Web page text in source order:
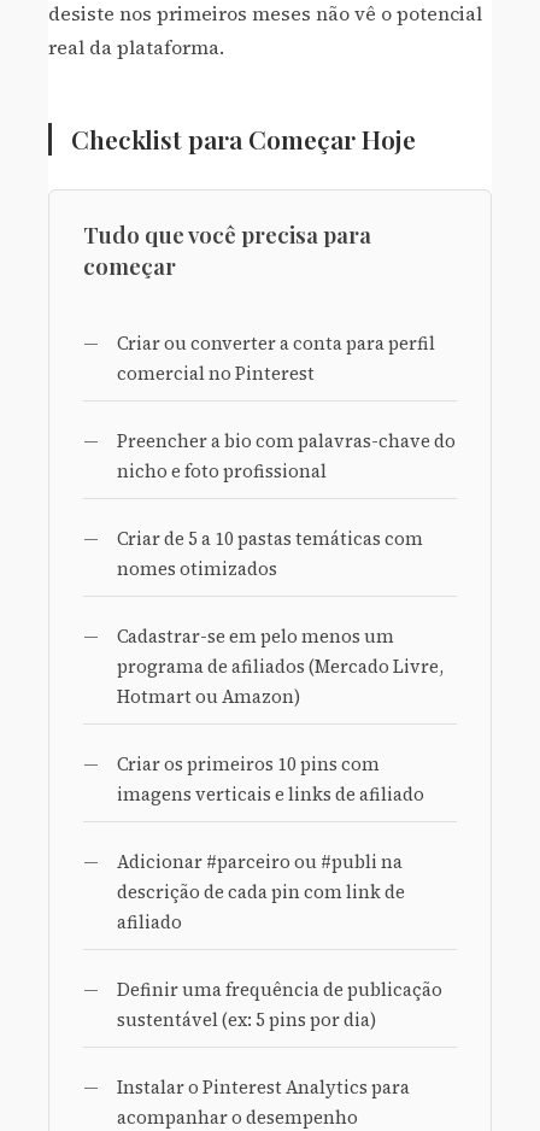
desiste nos primeiros meses não vê o potencial
real da plataforma.
Checklist para Começar Hoje
Tudo que você precisa para
começar
Criar ou converter a conta para perfil
comercial no Pinterest
Preencher a bio com palavras-chave do
nicho e foto profissional
Criar de 5 a 10 pastas temáticas com
nomes otimizados
Cadastrar-se em pelo menos um
programa de afiliados (Mercado Livre,
Hotmart ou Amazon)
Criar os primeiros 10 pins com
imagens verticais e links de afiliado
Adicionar #parceiro ou #publi na
descrição de cada pin com link de
afiliado
Definir uma frequência de publicação
sustentável (ex: 5 pins por dia)
Instalar o Pinterest Analytics para
acompanhar o desempenho